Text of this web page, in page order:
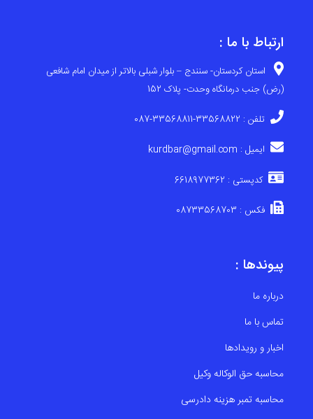
پیوندها :
درباره ما
تماس با ما
اخبار و رویدادها
محاسبه حق الوکاله وکیل
محاسبه تمبر هزینه دادرسی
ارتباط با ما :
استان کردستان- سنندج – بلوار شبلی بالاتر از میدان امام شافعی
(رض) جنب درمانگاه وحدت- پلاک 152
تلفن : 33568822-33568811-087
ایمیل : kurdbar@gmail.com
کدپستی : 6618977362
فکس : 08733568703